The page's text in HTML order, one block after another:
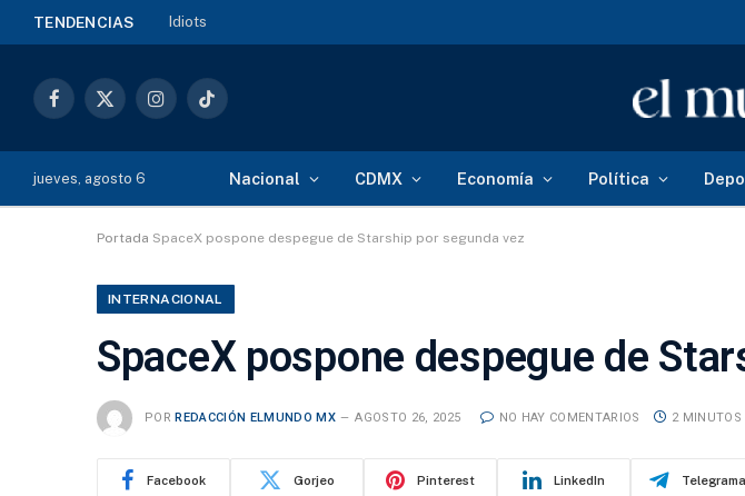
TENDENCIAS Idiots
Facebook
X
InstagramTikTok
jueves, agosto 6 Nacional CDMX Economía Política
Portada SpaceX pospone despegue de Starship por segunda vez
INTERNACIONAL
SpaceX pospone despegue de
POR REDACCIÓN ELMUNDO MX AGOSTO 26, 2025 NO HAY COMENTARIOS 2 MINUTOS
Facebook Gorjeo Pinterest LinkedIn Telegrama